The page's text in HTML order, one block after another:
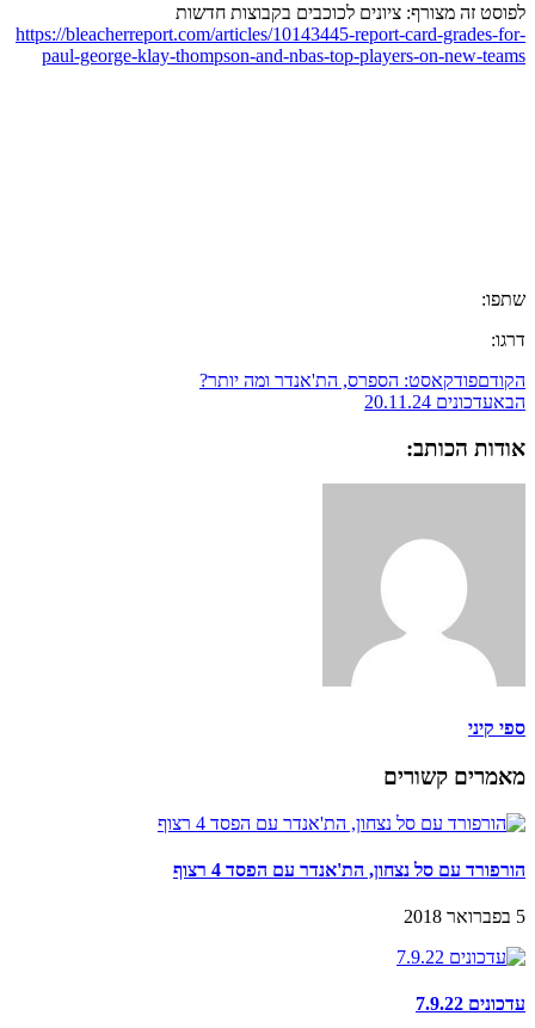
לפוסט זה מצורף: ציונים לכוכבים בקבוצות חדשות
https://bleacherreport.com/articles/10143445-report-card-grades-for-
paul-george-klay-thompson-and-nbas-top-players-on-new-teams
שתפו:
דרגו:
הקודםפודקאסט: הספרס, הת'אנדר ומה יותר?
הבאעדכונים 20.11.24
אודות הכותב:
ספי קיני
מאמרים קשורים
הורפורד עם סל נצחון, הת'אנדר עם הפסד 4 רצוף
5 בפברואר 2018
עדכונים 7.9.22